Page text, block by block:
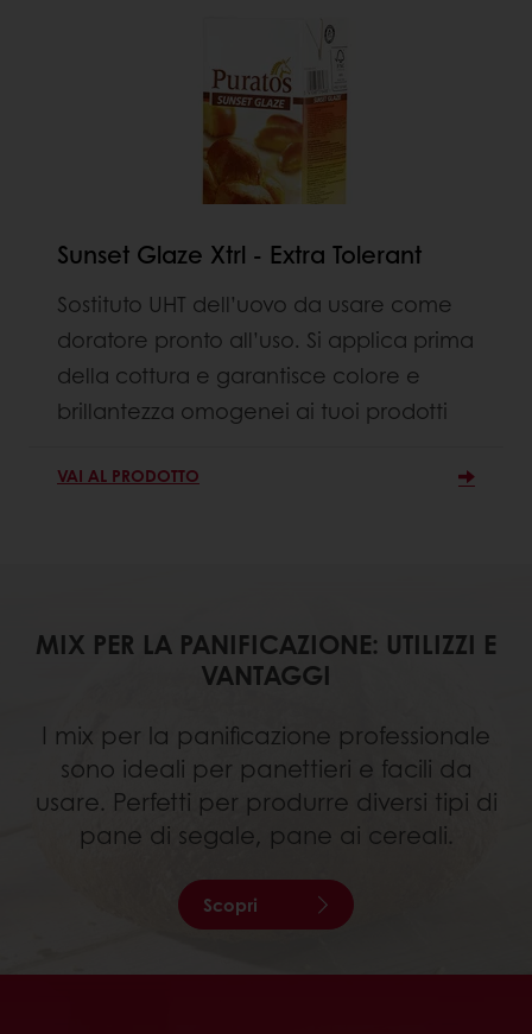
Sunset Glaze Xtrl - Extra Tolerant
Sostituto UHT dell’uovo da usare come
doratore pronto all’uso. Si applica prima
della cottura e garantisce colore e
brillantezza omogenei ai tuoi prodotti
VAI AL PRODOTTO
MIX PER LA PANIFICAZIONE: UTILIZZI E
VANTAGGI
I mix per la panificazione professionale
sono ideali per panettieri e facili da
usare. Perfetti per produrre diversi tipi di
pane di segale, pane ai cereali.
Scopri